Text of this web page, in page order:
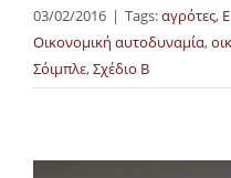
03/02/2016 | Tags:αγρότες,
Οικονομική αυτοδυναμία,
Σόιμπλε,Σχέδιο Β